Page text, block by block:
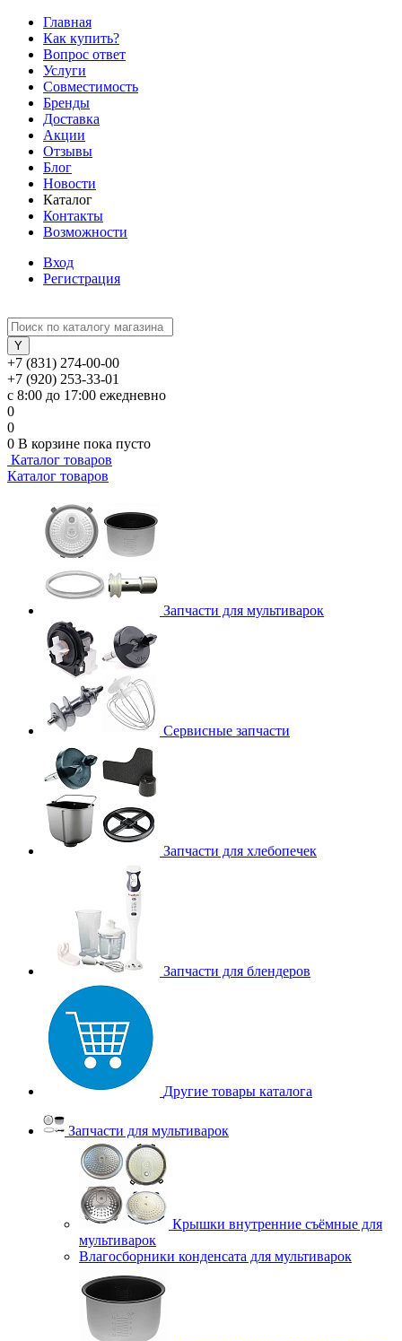
Главная
Как купить?
Вопрос ответ
Услуги
Совместимость
Бренды
Доставка
Акции
Отзывы
Блог
Новости
Каталог
Контакты
Возможности
Вход
Регистрация
+7 (831) 274-00-00
+7 (920) 253-33-01
с 8:00 до 17:00 ежедневно
0
0
0 В корзине пока пусто
Каталог товаров
Каталог товаров
Запчасти для мультиварок
Сервисные запчасти
Запчасти для хлебопечек
Запчасти для блендеров
Другие товары каталога
Запчасти для мультиварок
Крышки внутренние съёмные для
мультиварок
Влагосборники конденсата для мультиварок